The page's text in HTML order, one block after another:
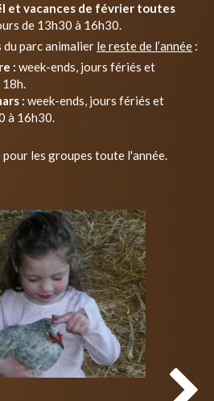
et vacances de février toutes
de 13h30 à 16h30.
du parc animalier le reste de l’année :
: week-ends, jours fériés et
18h.
: week-ends, jours fériés et
à 16h30.
les groupes toute l'année.